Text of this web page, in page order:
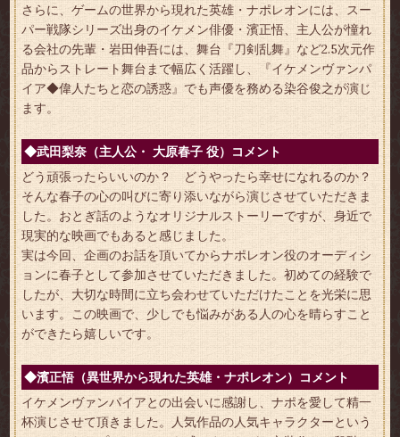
さらに、ゲームの世界から現れた英雄・ナポレオンには、スー
パー戦隊シリーズ出身のイケメン俳優・ 濱正悟、主人公が憧れ
る会社の先輩・岩田伸吾には、舞台『刀剣乱舞』など2.5次元作
品からストレート舞台まで幅広く活躍し、『イケメンヴァンパ
イア◆偉人たちと恋の誘惑』でも声優を務める染谷俊之が演じ
ます。
◆武田梨奈（主人公・ 大原春子 役）コメント
どう頑張ったらいいのか？ どうやったら幸せになれるのか？
そんな春子の心の叫びに寄り添いながら演じさせていただきま
した。おとぎ話のようなオリジナルストーリーですが、身近で
現実的な映画でもあると感じました。
実は今回、企画のお話を頂いてからナポレオン役のオーディシ
ョンに春子として参加させていただきました。初めての経験で
したが、大切な時間に立ち会わせていただけたことを光栄に思
います。この映画で、少しでも悩みがある人の心を晴らすこと
ができたら嬉しいです。
◆濱正悟（異世界から現れた英雄・ナポレオン）コメント
イケメンヴァンパイアとの出会いに感謝し、ナポを愛して精一
杯演じさせて頂きました。人気作品の人気キャラクターという